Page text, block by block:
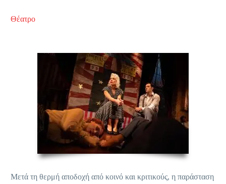
Θέατρο
Μετά τη θερμή αποδοχή από κοινό και κριτικούς, η παράσταση